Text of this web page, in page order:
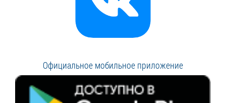
Официальное мобильное приложение